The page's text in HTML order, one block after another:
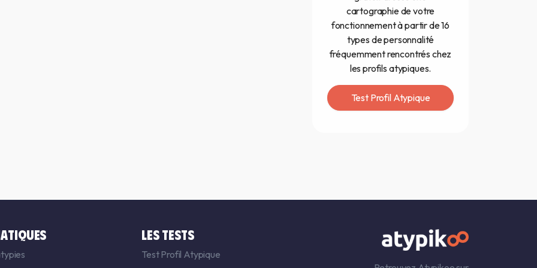
cartographie de votre
fonctionnement à partir de 16
types de personnalité
fréquemment rencontrés chez
les profils atypiques.
Test Profil Atypique
LES TESTS
Test Profil Atypique